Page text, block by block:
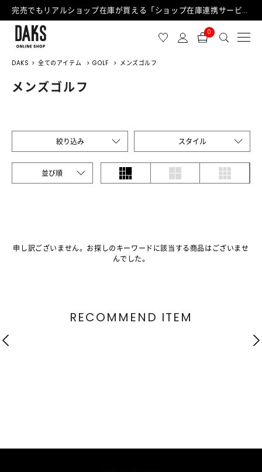
完売でもリアルショップ在庫が買える「ショップ在庫連携サービス」が日中もご利用可能になりました！
0
DAKS 全てのアイテム GOLF メンズゴルフ
メンズゴルフ
絞り込み スタイル
並び順
申し訳ございません。お探しのキーワードに該当する商品はございませ
んでした。
RECOMMEND ITEM